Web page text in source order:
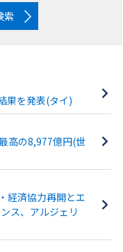
索
果を発表(タイ)
高の8,977億円(世
経済協力再開とエ
ス、アルジェリ